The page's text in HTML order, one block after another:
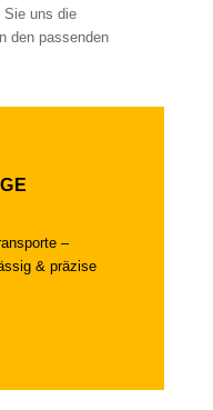
Sie uns die
den passenden
–
& präzise